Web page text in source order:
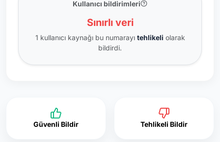
Kullanıcı bildirimleri
Sınırlı veri
1 kullanıcı kaynağı bu numarayı tehlikeli olarak
bildirdi.
Güvenli Bildir Tehlikeli Bildir